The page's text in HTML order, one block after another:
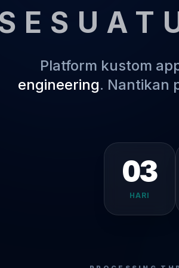
Platform kustom
engineering. Nantikan
03
HARI